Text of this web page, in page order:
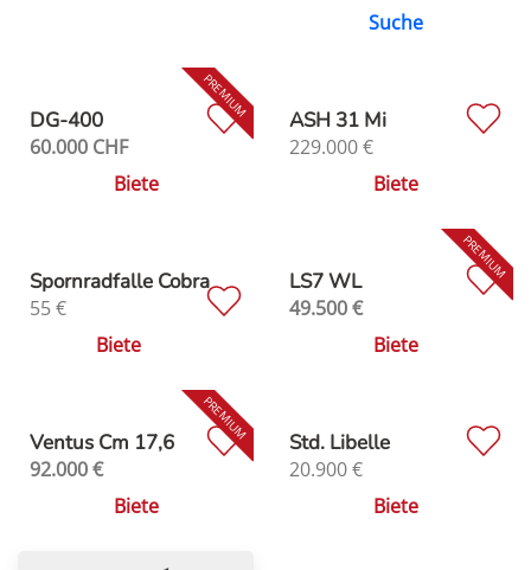
Suche
DG-400
60.000 CHF
Biete
ASH 31 Mi
229.000€
Biete
Spornradfalle Cobra
55€
Biete
LS7 WL
49.500€
Biete
Ventus Cm 17,6
92.000€
Biete
Std. Libelle
20.900€
Biete